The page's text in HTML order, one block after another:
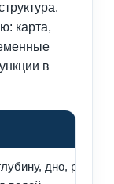
карта,
в
дно, рыбу и